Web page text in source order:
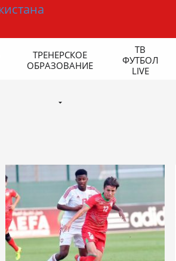
ТРЕНЕРСКОЕ
ОБРАЗОВАНИЕ
ТВ
ФУТБОЛ
LIVE